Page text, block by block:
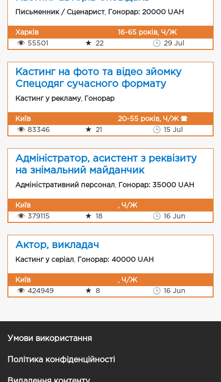
Письменник / Сценарист, Гонорар: 20000 UAH
Харків
16-65 років, Ч/Ж
👁 55501 ★ 22 🕒 29 Jul
Кастинг на фото та відео зйомку
Спецодяг сучасного формату
Кастинг у рекламу, Гонорар
Київ
20-55 років, Ч/Ж 🕿
👁 83346 ★ 21 🕒 15 Jul
Адміністратор, асистент з реквізиту
на знімальний майданчик
Адміністративний персонал Гонорар: 35000 UAH
Київ
, Ч/Ж
👁 379115 ★ 18 🕒 16 Jun
Актор, викладач
Кастинг у серіал Гонорар: 40000 UAH
Київ
, Ч/Ж
👁 424949 ★ 8 🕒 16 Jun
Умови використання
Політика конфіденційності